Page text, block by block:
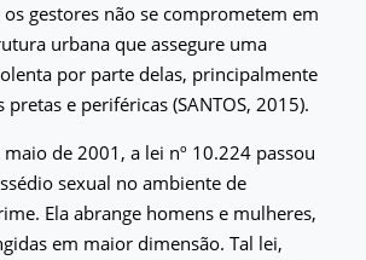
gestores não se comprometem em
urbana que assegure uma
por parte delas, principalmente
e periféricas (SANTOS, 2015).
de 2001, a lei nº 10.224 passou
sexual no ambiente de
Ela abrange homens e mulheres,
em maior dimensão. Tal lei,